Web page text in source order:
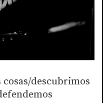
descubrimos